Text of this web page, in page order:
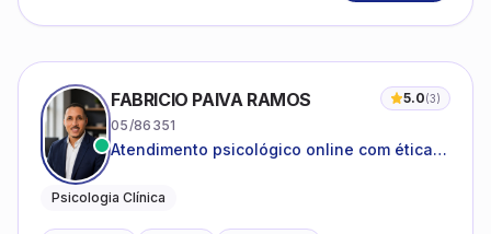
FABRICIO PAIVA RAMOS 5.0(3)
05/86351
Atendimento psicológico online com ética,
Psicologia Clínica